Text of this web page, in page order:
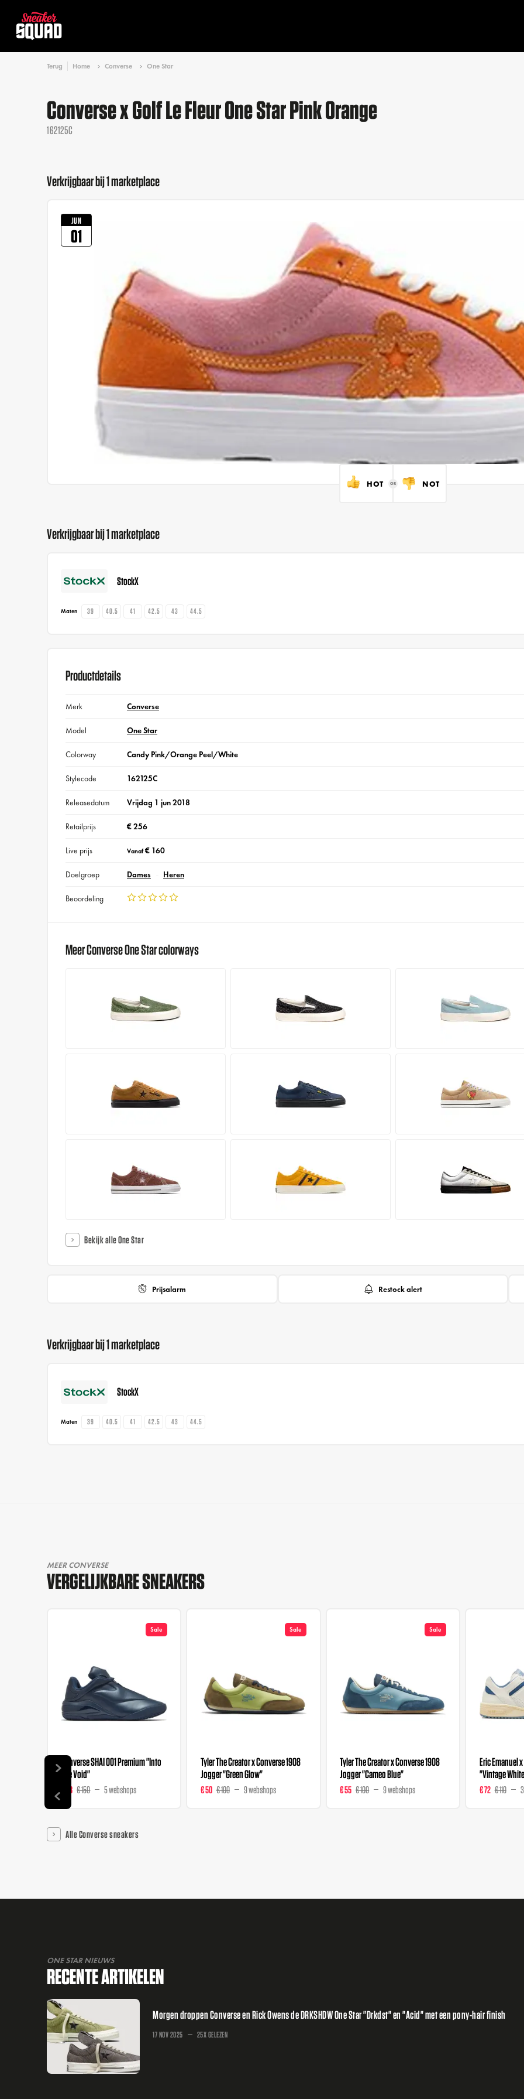
Terug Home Converse One Star
Converse x Golf Le Fleur One Star Pink Orange
162125C
Verkrijgbaar bij 1 marketplace
JUN
01
HOT NOT
Verkrijgbaar bij 1 marketplace
StockX
Maten 39 40.5 41 42.5 43 44.5
Productdetails
Merk Converse
Model One Star
Colorway Candy Pink/Orange Peel/White
Stylecode 162125C
Releasedatum Vrijdag 1 jun 2018
Retailprijs € 256
Live prijs Vanaf€ 160
Doelgroep Dames Heren
Beoordeling
Meer Converse One Star colorways
Bekijk alle One Star
Prijsalarm Restock alert
Verkrijgbaar bij 1 marketplace
StockX
Maten 39 40.5 41 42.5 43 44.5
MEER CONVERSE
VERGELIJKBARE SNEAKERS
Sale
Converse SHAI 001 Premium "Into
The Void"
€ 98 € 150 5 webshops
Sale
Tyler The Creator x Converse 1908
Jogger "Green Glow"
€ 50 € 100 9 webshops
Sale
Tyler The Creator x Converse 1908
Jogger "Cameo Blue"
€ 55 € 100 9 webshops
Eric Emanuel
"Vintage
€ 72 € 110
Alle Converse sneakers
ONE STAR NIEUWS
RECENTE ARTIKELEN
Morgen droppen Converse en Rick Owens de DRKSHDW One Star "Drkdst" en "Acid" met een pony-hair finish
17 NOV 2025 25X GELEZEN